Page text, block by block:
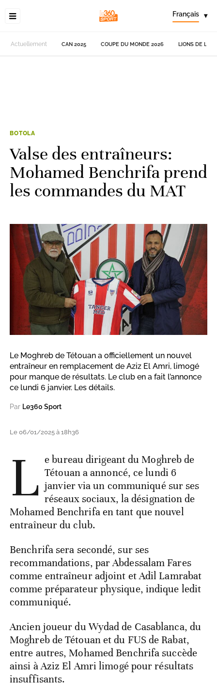
Français ▾
Actuellement CAN 2025 COUPE DU MONDE 2026 LIONS DE
BOTOLA
Valse des entraîneurs:
Mohamed Benchrifa prend
les commandes du MAT
Le Moghreb de Tétouan a officiellement un nouvel
entraîneur en remplacement de Aziz El Amri, limogé
pour manque de résultats. Le club en a fait l’annonce
ce lundi 6 janvier. Les détails.
Par Le360 Sport
Le 06/01/2025 à 18h36
L e bureau dirigeant du Moghreb de
Tétouan a annoncé, ce lundi 6
janvier via un communiqué sur ses
réseaux sociaux, la désignation de
Mohamed Benchrifa en tant que nouvel
entraîneur du club.
Benchrifa sera secondé, sur ses
recommandations, par Abdessalam Fares
comme entraîneur adjoint et Adil Lamrabat
comme préparateur physique, indique ledit
communiqué.
Ancien joueur du Wydad de Casablanca, du
Moghreb de Tétouan et du FUS de Rabat,
entre autres, Mohamed Benchrifa succède
ainsi à Aziz El Amri limogé pour résultats
insuffisants.